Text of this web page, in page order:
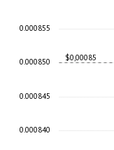
$0,00085
0.000840
0.000845
0.000850
0.000855